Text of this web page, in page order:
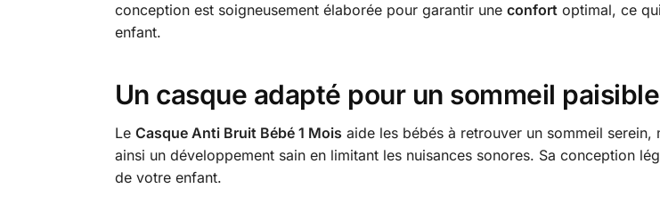
conception est soigneusement élaborée pour garantir une confortoptimal, ce
enfant.
Un casque adapté pour un sommeil paisible
Le Casque Anti Bruit Bébé 1 Mois aide les bébés à retrouver un sommeil
ainsi un développement sain en limitant les nuisances sonores. Sa conception
de votre enfant.